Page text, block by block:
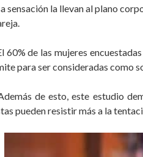
sensación la llevan al plano
60% de las mujeres
para ser consideradas como
de esto, este estudio
pueden resistir más a la